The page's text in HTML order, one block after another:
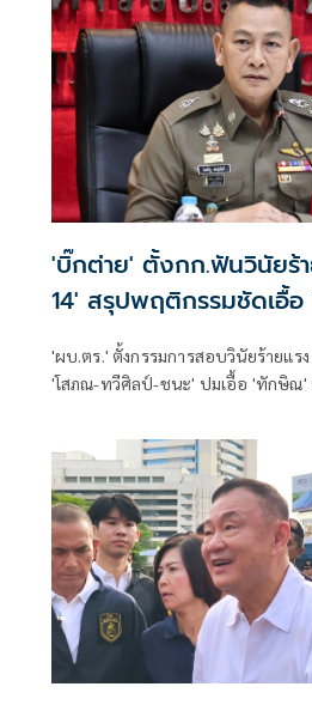
'บิ๊กต่าย' ตั้งกก.ฟันวินัยร้
14' สรุปพฤติกรรมชัดเอื้
'ผบ.ตร.' ตั้งกรรมการสอบวินัยร้ายแร
'โสภณ-ทวีศิลป์-ชนะ' ปมเอื้อ 'ทักษิณ